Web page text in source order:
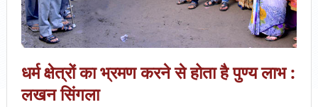
धर्म क्षेत्रों का भ्रमण करने से होता है पुण्य लाभ :
लखन सिंगला